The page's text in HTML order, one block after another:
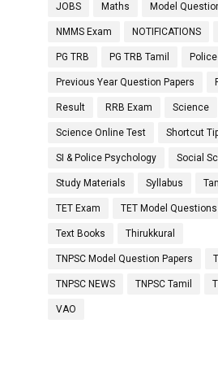
JOBS Maths Model
NMMS Exam NOTIFICATIONS
PG TRB PG TRB Tamil
Previous Year Question Papers
Result RRB Exam Science
Science Online Test Shortcut
SI & Police Psychology Social
Study Materials Syllabus
TET Exam TET Model Questions
Text Books Thirukkural
TNPSC Model Question Papers
TNPSC NEWS TNPSC Tamil
VAO